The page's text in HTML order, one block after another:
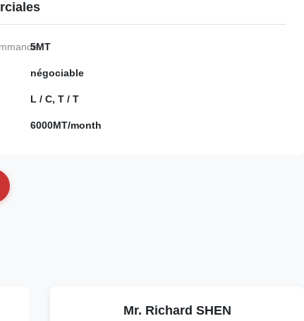
5MT
négociable
L / C, T / T
6000MT/month
Mr. Richard SHEN